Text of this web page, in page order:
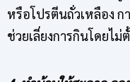
หรือโปรตีนถั่วเหลือง ก
ช่วยเลี่ยงการกินโดยไม่